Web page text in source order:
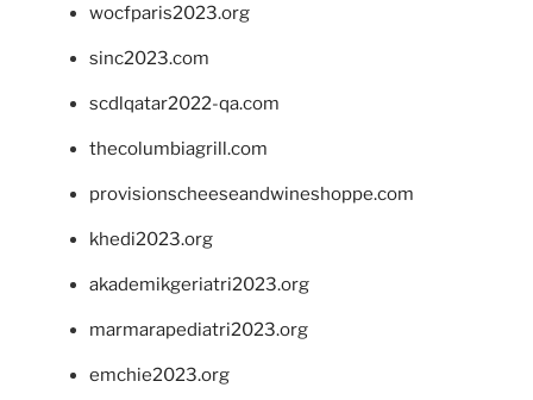
wocfparis2023.org
sinc2023.com
scdlqatar2022-qa.com
thecolumbiagrill.com
provisionscheeseandwineshoppe.com
khedi2023.org
akademikgeriatri2023.org
marmarapediatri2023.org
emchie2023.org